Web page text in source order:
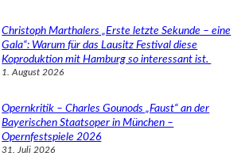
Christoph Marthalers „Erste letzte Sekunde – eine
Gala“: Warum für das Lausitz Festival diese
Koproduktion mit Hamburg so interessant ist.
1. August 2026
Opernkritik – Charles Gounods „Faust“ an der
Bayerischen Staatsoper in München –
Opernfestspiele 2026
31. Juli 2026